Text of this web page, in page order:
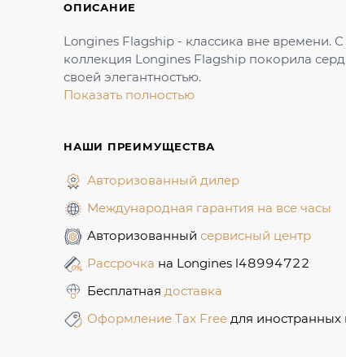
ОПИСАНИЕ
Longines Flagship - классика вне времени.
коллекция Longines Flagship покорила
своей элегантностью.
Показать полностью
НАШИ ПРЕИМУЩЕСТВА
Авторизованный дилер
Международная гарантия на все часы
Авторизованный сервисный центр
Рассрочка на Longines l48994722
Бесплатная доставка
Оформление Tax Free для иностранных